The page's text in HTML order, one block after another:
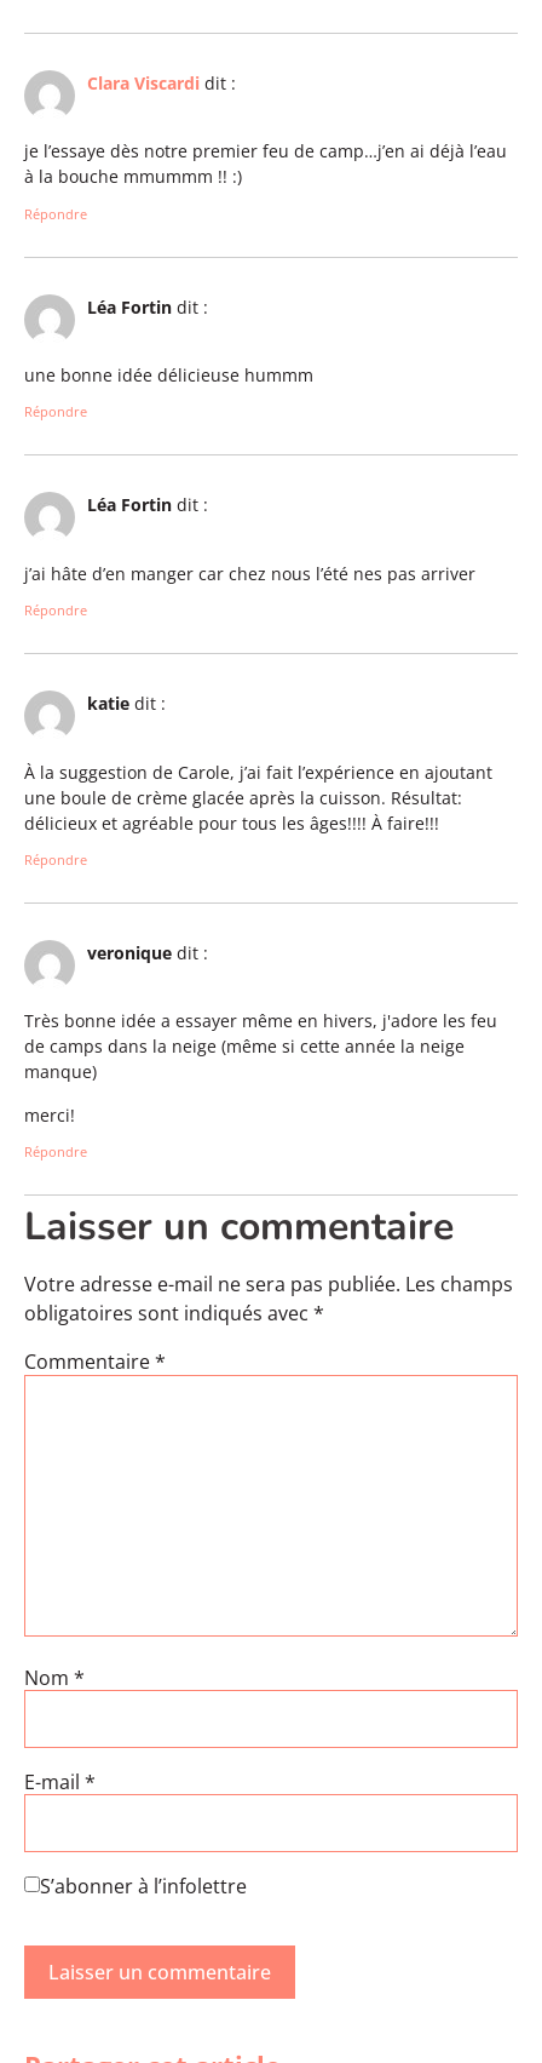
Clara Viscardi dit :
je l’essaye dès notre premier feu de camp…j’en ai déjà l’eau
à la bouche mmummm !! :)
Répondre
Léa Fortin dit :
une bonne idée délicieuse hummm
Répondre
Léa Fortin dit :
j’ai hâte d’en manger car chez nous l’été nes pas arriver
Répondre
katie dit :
À la suggestion de Carole, j’ai fait l’expérience en ajoutant
une boule de crème glacée après la cuisson. Résultat:
délicieux et agréable pour tous les âges!!!! À faire!!!
Répondre
veronique dit :
Très bonne idée a essayer même en hivers, j'adore les feu
de camps dans la neige (même si cette année la neige
manque)
merci!
Répondre
Laisser un commentaire
Votre adresse e-mail ne sera pas publiée. Les champs
obligatoires sont indiqués avec *
Commentaire*
Nom *
E-mail *
S’abonner à l’infolettre